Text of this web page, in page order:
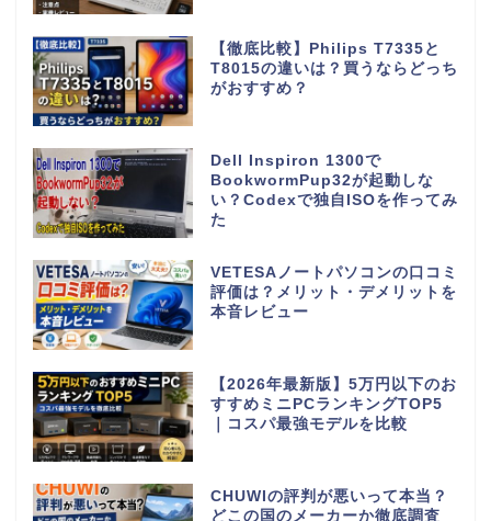
【徹底比較】Philips T7335と
T8015の違いは？買うならどっち
がおすすめ？
Dell Inspiron 1300で
BookwormPup32が起動しな
い？Codexで独自ISOを作ってみ
た
VETESAノートパソコンの口コミ
評価は？メリット・デメリットを
本音レビュー
【2026年最新版】5万円以下のお
すすめミニPCランキングTOP5
｜コスパ最強モデルを比較
CHUWIの評判が悪いって本当？
どこの国のメーカーか徹底調査